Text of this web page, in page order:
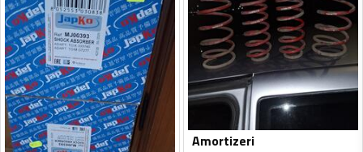
Amortizeri